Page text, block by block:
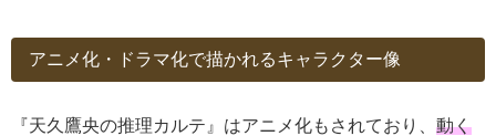
アニメ化・ドラマ化で描かれるキャラクター像
『天久鷹央の推理カルテ』はアニメ化もされており、 動く